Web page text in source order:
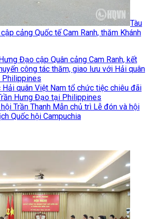
Tàu
cảng Quốc tế Cam Ranh, thăm Khánh
Đạo cập Quân cảng Cam Ranh, kết
công tác thăm, giao lưu với Hải quân
Philippines
quân Việt Nam tổ chức tiệc chiêu đãi
Hưng Đạo tại Philippines
Trần Thanh Mẫn chủ trì Lễ đón và hội
Quốc hội Campuchia